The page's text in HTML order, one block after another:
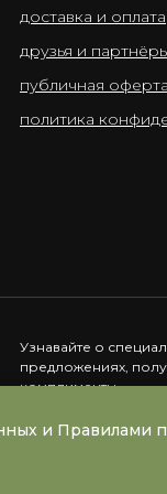
доставка и оплата
друзья и
публичная оферта
политика
Узнавайте о
предложениях,
комплименты
Instagram принадлежит
и Правилами